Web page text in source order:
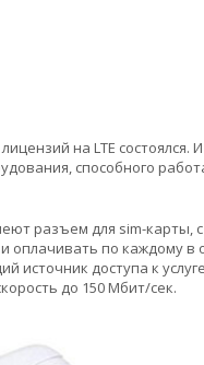
на LTE
способного
разъем для sim-карты,
оплачивать по каждому
источник доступа к
до 150 Мбит/сек.